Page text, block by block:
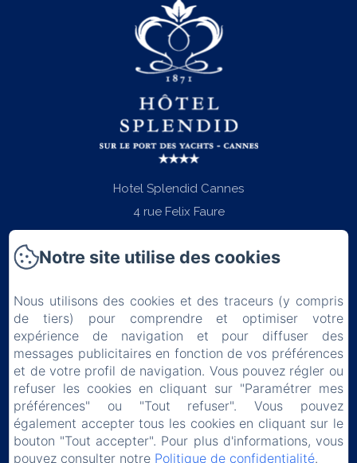
Hotel Splendid Cannes
4 rue Felix Faure
Téléphone: +33 (0)4 97 06 22 22
Accueil
Chambres
Petit-déjeuner
Notre site utilise des cookies
Nous utilisons des cookies et des traceurs (y compris
de tiers) pour comprendre et optimiser votre
expérience de navigation et pour diffuser des
messages publicitaires en fonction de vos préférences
et de votre profil de navigation. Vous pouvez régler ou
refuser les cookies en cliquant sur "Paramétrer mes
préférences" ou "Tout refuser". Vous pouvez
également accepter tous les cookies en cliquant sur le
bouton "Tout accepter". Pour plus d'informations, vous
pouvez consulter notre Politique de confidentialité.